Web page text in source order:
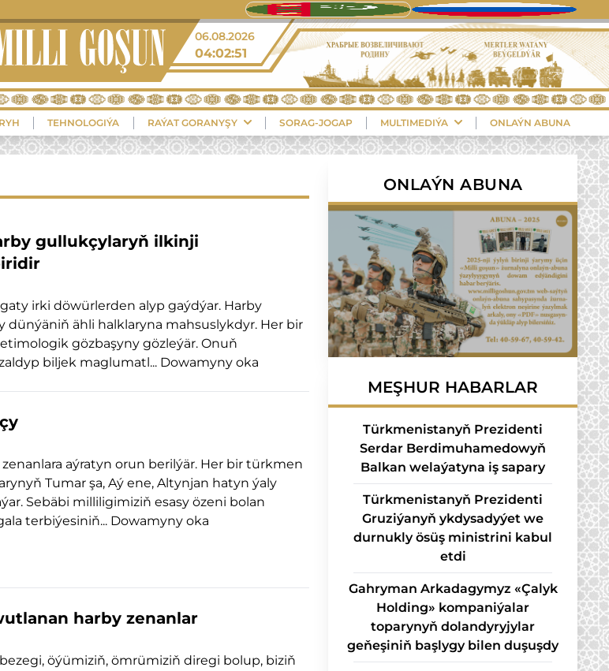
06.08.2026
04:02:52
TEHNOLOGIÝA RAÝAT GORANYŞY SORAG-JOGAP MULTIMEDIÝA ONLAÝN ABUNA
gullukçylaryň ilkinji
irki döwürlerden alyp gaýdýar. Harby
dünýäniň ähli halklaryna mahsuslykdyr. Her bir
gözbaşyny gözleýär. Onuň
biljek maglumatl... Dowamyny oka
aýratyn orun berilýär. Her bir türkmen
Tumar şa, Aý ene, Altynjan hatyn ýaly
Sebäbi milliligimiziň esasy özeni bolan
terbiýesiniň... Dowamyny oka
harby zenanlar
öýümiziň, ömrümiziň diregi bolup, biziň
ONLAÝN ABUNA
MEŞHUR HABARLAR
Türkmenistanyň Prezidenti
Serdar Berdimuhamedowyň
Balkan welaýatyna iş sapary
Türkmenistanyň Prezidenti
Gruziýanyň ykdysadyýet we
durnukly ösüş ministrini kabul
etdi
Gahryman Arkadagymyz «Çalyk
Holding» kompaniýalar
toparynyň dolandyryjylar
geňeşiniň başlygy bilen duşuşdy